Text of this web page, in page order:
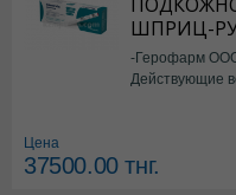
ШПРИЦ-
-Герофарм
Действующие
Цена
37500.00тнг.